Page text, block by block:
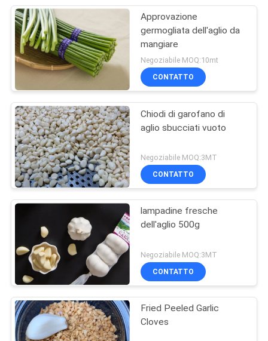
Approvazione
germogliata dell'aglio da
mangiare
Negoziabile MOQ:10mt
CONTATTO
Chiodi di garofano di
aglio sbucciati vuoto
Negoziabile MOQ:3MT
CONTATTO
lampadine fresche
dell'aglio 500g
Negoziabile MOQ:3MT
CONTATTO
Fried Peeled Garlic
Cloves